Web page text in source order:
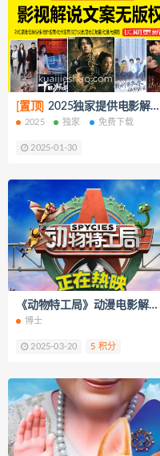
[置顶] 2025独家提供电影解说文案【8000+篇】打包下载（新年免费下载）
2025 独家 免费下载
2025-01-30
《动物特工局》动漫电影解说文案
博士
2025-03-20 5 积分